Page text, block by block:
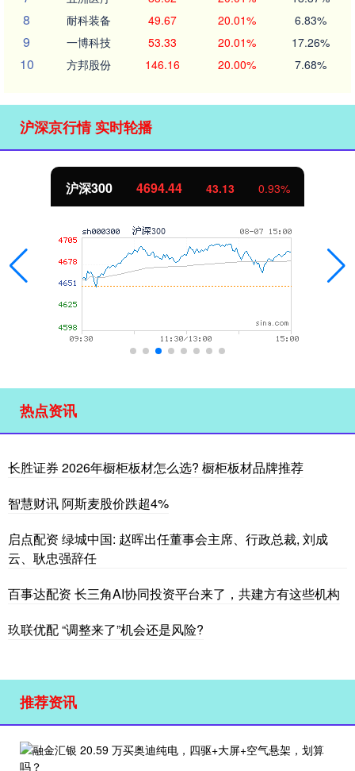
8 耐科装备 49.67 20.01% 6.83%
9 一博科技 53.33 20.01% 17.26%
10 方邦股份 146.16 20.00% 7.68%
沪深京行情 实时轮播
沪深300 4694.44 43.13 0.93%
热点资讯
长胜证券 2026年橱柜板材怎么选? 橱柜板材品牌推荐
智慧财讯 阿斯麦股价跌超4%
启点配资 绿城中国: 赵晖出任董事会主席、行政总裁, 刘成
云、耿忠强辞任
百事达配资 长三角AI协同投资平台来了，共建方有这些机构
玖联优配 “调整来了”机会还是风险?
推荐资讯